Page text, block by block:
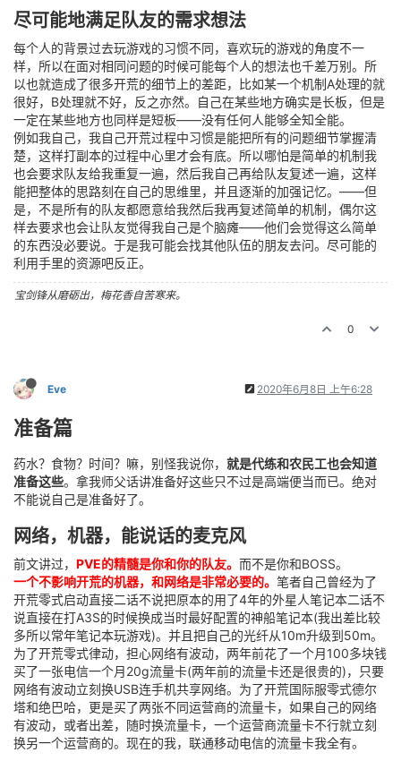
尽可能地满足队友的需求想法
每个人的背景过去玩游戏的习惯不同，喜欢玩的游戏的角度不一
样，所以在面对相同问题的时候可能每个人的想法也千差万别。所
以也就造成了很多开荒的细节上的差距，比如某一个机制A处理的就
很好，B处理就不好，反之亦然。自己在某些地方确实是长板，但是
一定在某些地方也同样是短板——没有任何人能够全知全能。
例如我自己，我自己开荒过程中习惯是能把所有的问题细节掌握清
楚，这样打副本的过程中心里才会有底。所以哪怕是简单的机制我
也会要求队友给我重复一遍，然后我自己再给队友复述一遍，这样
能把整体的思路刻在自己的思维里，并且逐渐的加强记忆。——但
是，不是所有的队友都愿意给我然后我再复述简单的机制，偶尔这
样去要求也会让队友觉得我自己是个脑瘫——他们会觉得这么简单
的东西没必要说。于是我可能会找其他队伍的朋友去问。尽可能的
利用手里的资源吧反正。
宝剑锋从磨砺出，梅花香自苦寒来。
0
Eve 2020年6月8日 上午6:28
准备篇
药水？食物？时间？嘛，别怪我说你， 就是代练和农民工也会知道
准备这些。拿我师父话讲准备好这些只不过是高端便当而已。绝对
不能说自己是准备好了。
网络，机器，能说话的麦克风
前文讲过， PVE的精髓是你和你的队友。 而不是你和BOSS。
一个不影响开荒的机器，和网络是非常必要的。 笔者自己曾经为了
开荒零式启动直接二话不说把原本的用了4年的外星人笔记本二话不
说直接在打A3S的时候换成当时最好配置的神船笔记本(我出差比较
多所以常年笔记本玩游戏)。并且把自己的光纤从10m升级到50m。
为了开荒零式律动，担心网络有波动，两年前花了一个月100多块钱
买了一张电信一个月20g流量卡(两年前的流量卡还是很贵的)，只要
网络有波动立刻换USB连手机共享网络。为了开荒国际服零式德尔
塔和绝巴哈，更是买了两张不同运营商的流量卡，如果自己的网络
有波动，或者出差，随时换流量卡，一个运营商流量卡不行就立刻
换另一个运营商的。现在的我，联通移动电信的流量卡我全有。